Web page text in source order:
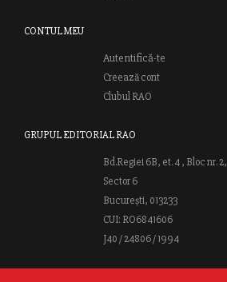
CONTUL MEU
Autentifică-te
Creează cont
Clubul RAO
GRUPUL EDITORIAL RAO
Bd.Regiei 6B, et. 4 , Bloc nr. 2,
Sector 6
București, 013233
CUI: RO6841606
J40 / 24806 / 1994